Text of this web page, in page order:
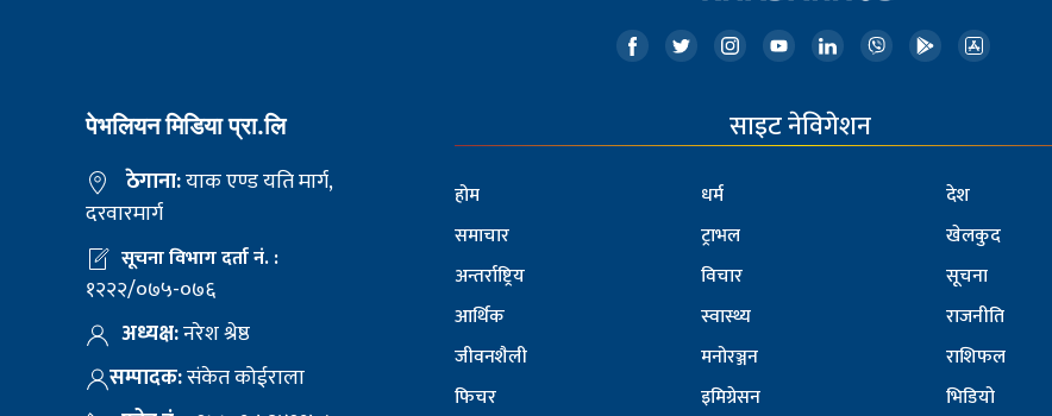
पेभलियन मिडिया प्रा.लि
ठेगाना:याक एण्ड यति मार्ग,
दरवारमार्ग
सूचना विभाग दर्ता नं. :
१२२२/०७५-०७६
अध्यक्ष:नरेश श्रेष्ठ
सम्पादक:संकेत कोईराला
साइट नेविगेशन
होम
समाचार
अन्तर्राष्ट्रिय
आर्थिक
जीवनशैली
फिचर
धर्म
ट्राभल
विचार
स्वास्थ्य
मनोरञ्जन
इमिग्रेसन
देश
खेलकुद
सूचना
राजनीति
राशिफल
भिडियो